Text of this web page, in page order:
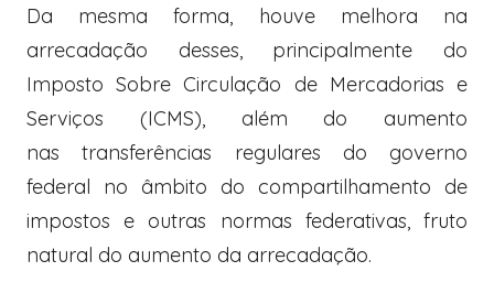
Da mesma forma, houve melhora na
arrecadação desses, principalmente do
Imposto Sobre Circulação de Mercadorias e
Serviços (ICMS), além do aumento
nas transferências regulares do governo
federal no âmbito do compartilhamento de
impostos e outras normas federativas, fruto
natural do aumento da arrecadação.